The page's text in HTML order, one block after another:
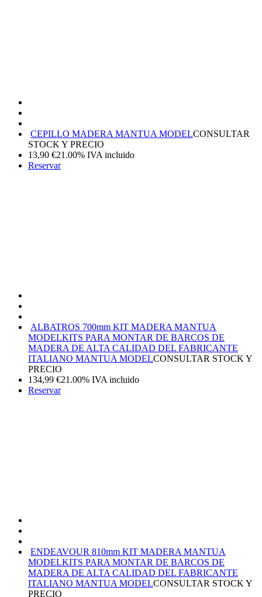
CEPILLO MADERA MANTUA MODELCONSULTAR
STOCK Y PRECIO
13,90 €21.00% IVA incluido
Reservar
ALBATROS 700mm KIT MADERA MANTUA
MODELKITS PARA MONTAR DE BARCOS DE
MADERA DE ALTA CALIDAD DEL FABRICANTE
ITALIANO MANTUA MODELCONSULTAR STOCK Y
PRECIO
134,99 €21.00% IVA incluido
Reservar
ENDEAVOUR 810mm KIT MADERA MANTUA
MODELKITS PARA MONTAR DE BARCOS DE
MADERA DE ALTA CALIDAD DEL FABRICANTE
ITALIANO MANTUA MODELCONSULTAR STOCK Y
PRECIO